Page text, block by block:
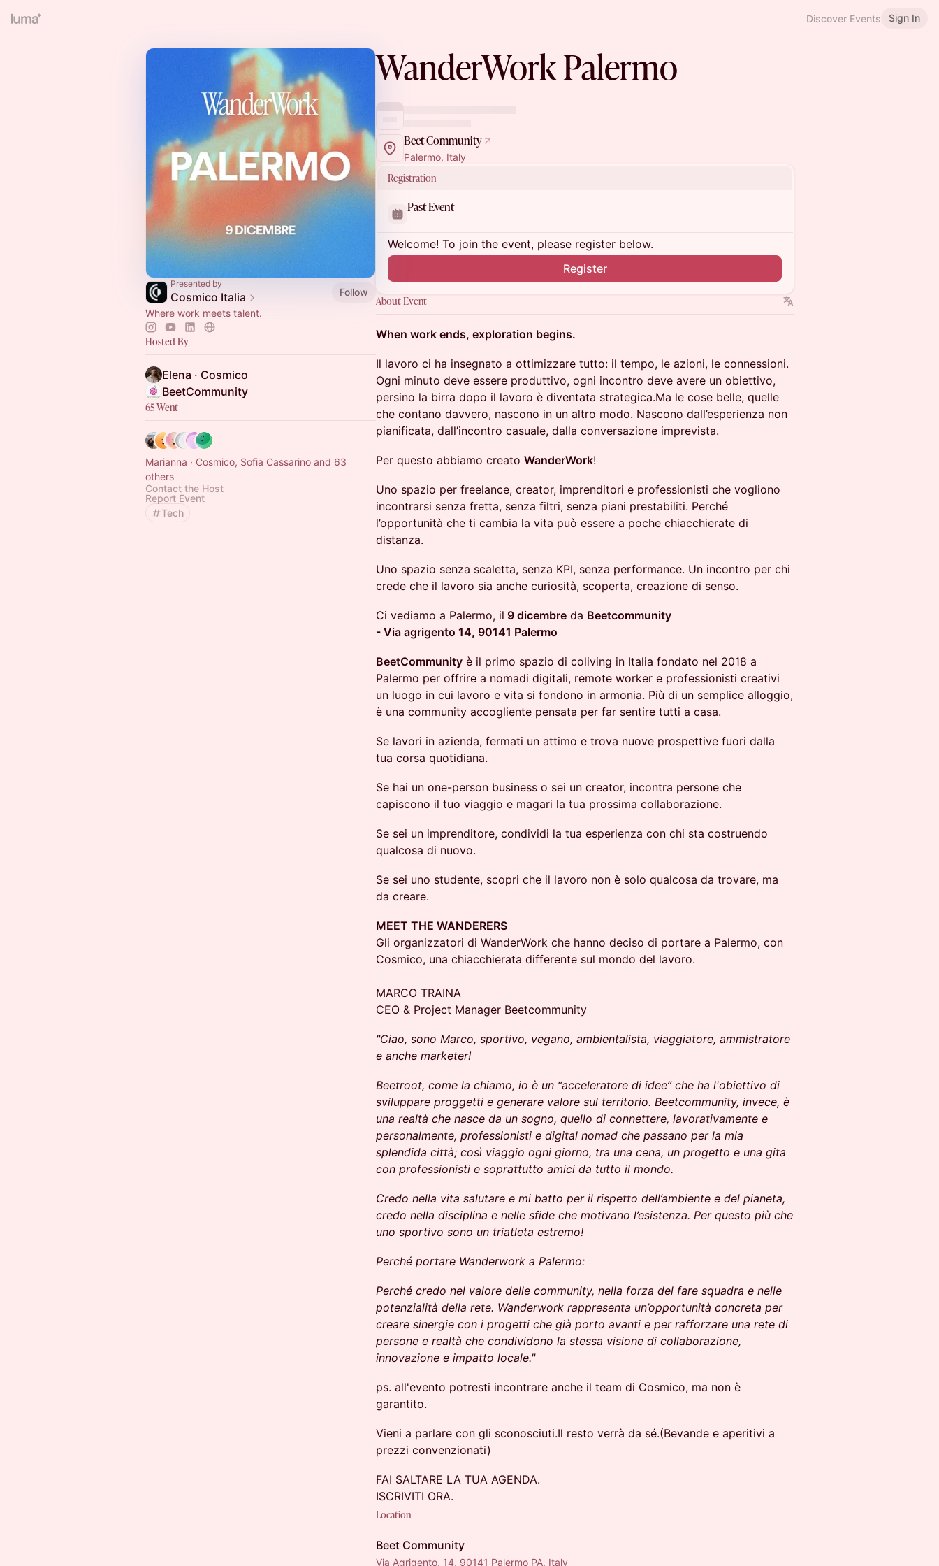
Discover Events Sign In
Presented by
Cosmico Italia
Follow
Where work meets talent.
Hosted By
Elena · Cosmico
BeetCommunity
65 Went
Marianna · Cosmico, Sofia Cassarino and 63
others
Contact the Host
Report Event
Tech
WanderWork Palermo
Beet Community
Palermo, Italy
Registration
Past Event
Welcome! To join the event, please register below.
Register
About Event
When work ends, exploration begins.
​​Il lavoro ci ha insegnato a ottimizzare tutto: il tempo, le azioni, le connessioni.
Ogni minuto deve essere produttivo, ogni incontro deve avere un obiettivo,
persino la birra dopo il lavoro è diventata strategica.Ma le cose belle, quelle
che contano davvero, nascono in un altro modo. Nascono dall’esperienza non
pianificata, dall’incontro casuale, dalla conversazione imprevista.
​​Per questo abbiamo creato WanderWork!
​Uno spazio per freelance, creator, imprenditori e professionisti che vogliono
incontrarsi senza fretta, senza filtri, senza piani prestabiliti. Perché
l’opportunità che ti cambia la vita può essere a poche chiacchierate di
distanza.
​Uno spazio senza scaletta, senza KPI, senza performance. Un incontro per chi
crede che il lavoro sia anche curiosità, scoperta, creazione di senso.
​Ci vediamo a Palermo, il 9 dicembre da Beetcommunity
- Via agrigento 14, 90141 Palermo
​BeetCommunity è il primo spazio di coliving in Italia fondato nel 2018 a
Palermo per offrire a nomadi digitali, remote worker e professionisti creativi
un luogo in cui lavoro e vita si fondono in armonia. Più di un semplice alloggio,
è una community accogliente pensata per far sentire tutti a casa.
Se lavori in azienda, fermati un attimo e trova nuove prospettive fuori dalla
tua corsa quotidiana.
​​Se hai un one-person business o sei un creator, incontra persone che
capiscono il tuo viaggio e magari la tua prossima collaborazione.
​​Se sei un imprenditore, condividi la tua esperienza con chi sta costruendo
qualcosa di nuovo.
​​Se sei uno studente, scopri che il lavoro non è solo qualcosa da trovare, ma
da creare.
MEET THE WANDERERS
Gli organizzatori di WanderWork che hanno deciso di portare a Palermo, con
Cosmico, una chiacchierata differente sul mondo del lavoro.
MARCO TRAINA
CEO & Project Manager Beetcommunity
"Ciao, sono Marco, sportivo, vegano, ambientalista, viaggiatore, ammistratore
e anche marketer!
Beetroot, come la chiamo, io è un “acceleratore di idee” che ha l'obiettivo di
sviluppare proggetti e generare valore sul territorio. Beetcommunity, invece, è
una realtà che nasce da un sogno, quello di connettere, lavorativamente e
personalmente, professionisti e digital nomad che passano per la mia
splendida città; così viaggio ogni giorno, tra una cena, un progetto e una gita
con professionisti e soprattutto amici da tutto il mondo.
Credo nella vita salutare e mi batto per il rispetto dell’ambiente e del pianeta,
credo nella disciplina e nelle sfide che motivano l’esistenza. Per questo più che
uno sportivo sono un triatleta estremo!
Perché portare Wanderwork a Palermo:
Perché credo nel valore delle community, nella forza del fare squadra e nelle
potenzialità della rete. Wanderwork rappresenta un’opportunità concreta per
creare sinergie con i progetti che già porto avanti e per rafforzare una rete di
persone e realtà che condividono la stessa visione di collaborazione,
innovazione e impatto locale."
​ps. all'evento potresti incontrare anche il team di Cosmico, ma non è
garantito.
​​Vieni a parlare con gli sconosciuti.Il resto verrà da sé.(Bevande e aperitivi a
prezzi convenzionati)
​​FAI SALTARE LA TUA AGENDA.
ISCRIVITI ORA.
Location
Beet Community
Via Agrigento, 14, 90141 Palermo PA, Italy